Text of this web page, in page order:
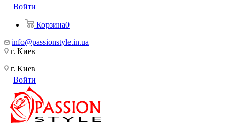
Войти
Корзина0
info@passionstyle.in.ua
г. Киев
г. Киев
Войти